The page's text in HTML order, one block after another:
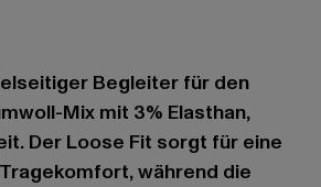
Begleiter für den
Mix mit 3% Elasthan,
Der Loose Fit sorgt für eine
während die